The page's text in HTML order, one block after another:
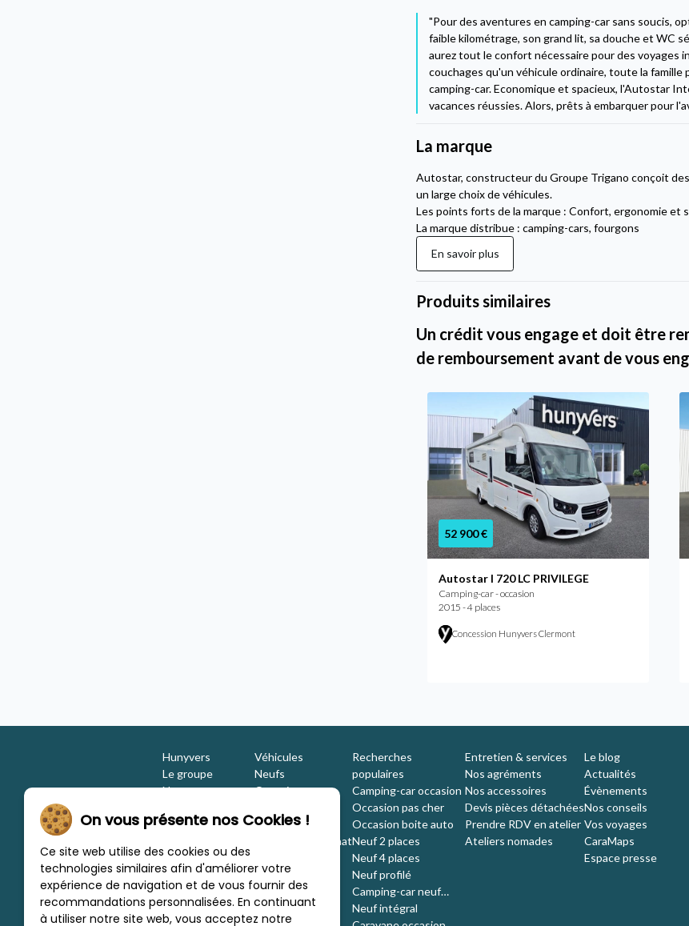
"Pour des aventures en camping-car sans soucis,
faible kilométrage, son grand lit, sa douche et WC
aurez tout le confort nécessaire pour des voyages
couchages qu'un véhicule ordinaire, toute la
camping-car. Economique et spacieux, l'Autostar
vacances réussies. Alors, prêts à embarquer pour
La marque
Autostar, constructeur du Groupe Trigano conçoit
un large choix de véhicules.
Les points forts de la marque : Confort, ergonomie et
La marque distribue : camping-cars, fourgons
En savoir plus
Produits similaires
Un crédit vous engage et doit être
de remboursement avant de vous
52 900 €
Autostar I 720 LC PRIVILEGE
Camping-car - occasion
2015 - 4 places
Concession Hunyvers Clermont
Hunyvers
Le groupe
Nos engagements
Nous rejoindre
Nos marques
Les concessions
Nous trouver
Véhicules
Neufs
Occasions
Location
Estimation / Rachat
Financement
Recherches
populaires
Camping-car occasion
Occasion pas cher
Occasion boite auto
Neuf 2 places
Neuf 4 places
Neuf profilé
Camping-car neuf
compact
Neuf intégral
Entretien & services
Nos agréments
Nos accessoires
Devis pièces détachées
Prendre RDV en atelier
Ateliers nomades
Le blog
Actualités
Évènements
Nos conseils
Vos voyages
CaraMaps
Espace presse
On vous présente nos Cookies !
Ce site web utilise des cookies ou des
technologies similaires afin d'améliorer votre
expérience de navigation et de vous fournir des
recommandations personnalisées. En continuant
à utiliser notre site web, vous acceptez notre